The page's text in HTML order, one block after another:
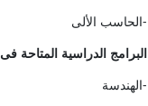
-الحاسب الألى
البرامج الدراسية المتاحة فى
-الهندسة